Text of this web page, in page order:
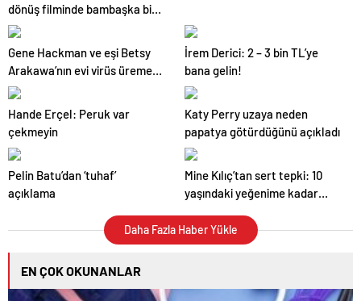
dönüş filminde bambaşka biri
oldu
Gene Hackman ve eşi Betsy
Arakawa’nın evi virüs üreme
yuvası çıktı
İrem Derici: 2 – 3 bin TL’ye
bana gelin!
Hande Erçel: Peruk var
çekmeyin
Katy Perry uzaya neden
papatya götürdüğünü açıkladı
Pelin Batu’dan ‘tuhaf’
açıklama
Mine Kılıç’tan sert tepki: 10
yaşındaki yeğenime kadar
Daha Fazla Haber Yükle
EN ÇOK OKUNANLAR